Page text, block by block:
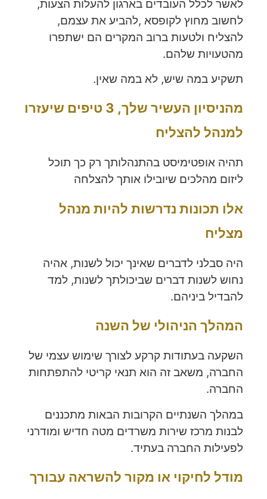
לאשר לכלל העובדים בארגון להעלות הצעות,
לחשוב מחוץ לקופסא ,להביע את עצמם,
להצליח ולטעות ברוב המקרים הם ישתפרו
מהטעויות שלהם.
תשקיע במה שיש, לא במה שאין.
מהניסיון העשיר שלך, 3 טיפים שיעזרו
למנהל להצליח
תהיה אופטימיסט בהתנהלותך רק כך תוכל
ליזום מהלכים שיובילו אותך להצלחה
אלו תכונות נדרשות להיות מנהל
מצליח
היה סבלני לדברים שאינך יכול לשנות, אהיה
נחוש לשנות דברים שביכולתך לשנות, למד
להבדיל ביניהם.
המהלך הניהולי של השנה
השקעה בעתודות קרקע לצורך שימוש עצמי של
החברה, משאב זה הוא תנאי קריטי להתפתחות
החברה.
במהלך השנתיים הקרובות הבאות מתכננים
לבנות מרכז שירות משרדים מטה חדיש ומודרני
לפעילות החברה בעתיד.
מודל לחיקוי או מקור להשראה עבורך